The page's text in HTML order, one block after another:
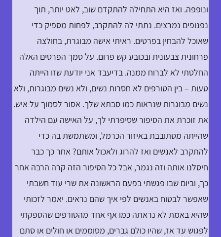
ונופפה. ואז היא התחילה להתקדם שוב, לאט יותר, תוך
נפנופים נמרצים. נתתי לה להתקרב, לפחות מספיק כדי
שאוכל להבחין בפרטים. ראיתי אישה מבוגרת, בחולצה
פרחונית צבעונית ובכובע קש פרום. על סמך הפרטים האלה
החלטתי לא לברוח ממנה. בדיעבד אני יודעת שזו הייתה
טעות – בין הטורפים לא חסרות נשים, ולא נשים מבוגרות, ולא
נשים מבוגרות שנראות כמו סבתא שלך. אסור לסמוך על איש.
את זוכרת את הסיפור שסיפרתי לך, על האישה עם הילדה
שהייתה מסתובבת באיזור הכרמל, ומשתמשת בה כדי
להתקרב לאנשים ואז להרוג ולאכול אותם? אחר כך כבר
חיסלנו אותה וזה נגמר, אבל כל הסיפור הזה קרה הרבה אחר
כך, וביום שבו פגשתי בפעם הראשונה את שרי עוד חשבתי
שאפשר לבטוח באנשים לפי איך שהם נראים. יאמר לזכותי
שהיא באמת לא נראתה כמו אף אחד מהטורפים שהספקתי
לפגוש עד אז, שהיו כולם גברים, מסוממים או חולים או סתם